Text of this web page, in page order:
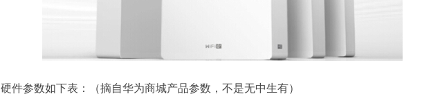
硬件参数如下表：（摘自华为商城产品参数，不是无中生有）